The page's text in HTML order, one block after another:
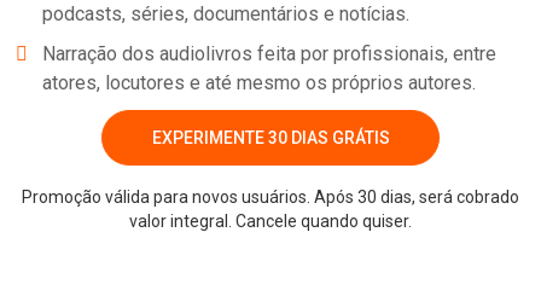
podcasts, séries, documentários e notícias.
Narração dos audiolivros feita por profissionais, entre
atores, locutores e até mesmo os próprios autores.
EXPERIMENTE 30 DIAS GRÁTIS
Promoção válida para novos usuários. Após 30 dias, será cobrado
valor integral. Cancele quando quiser.